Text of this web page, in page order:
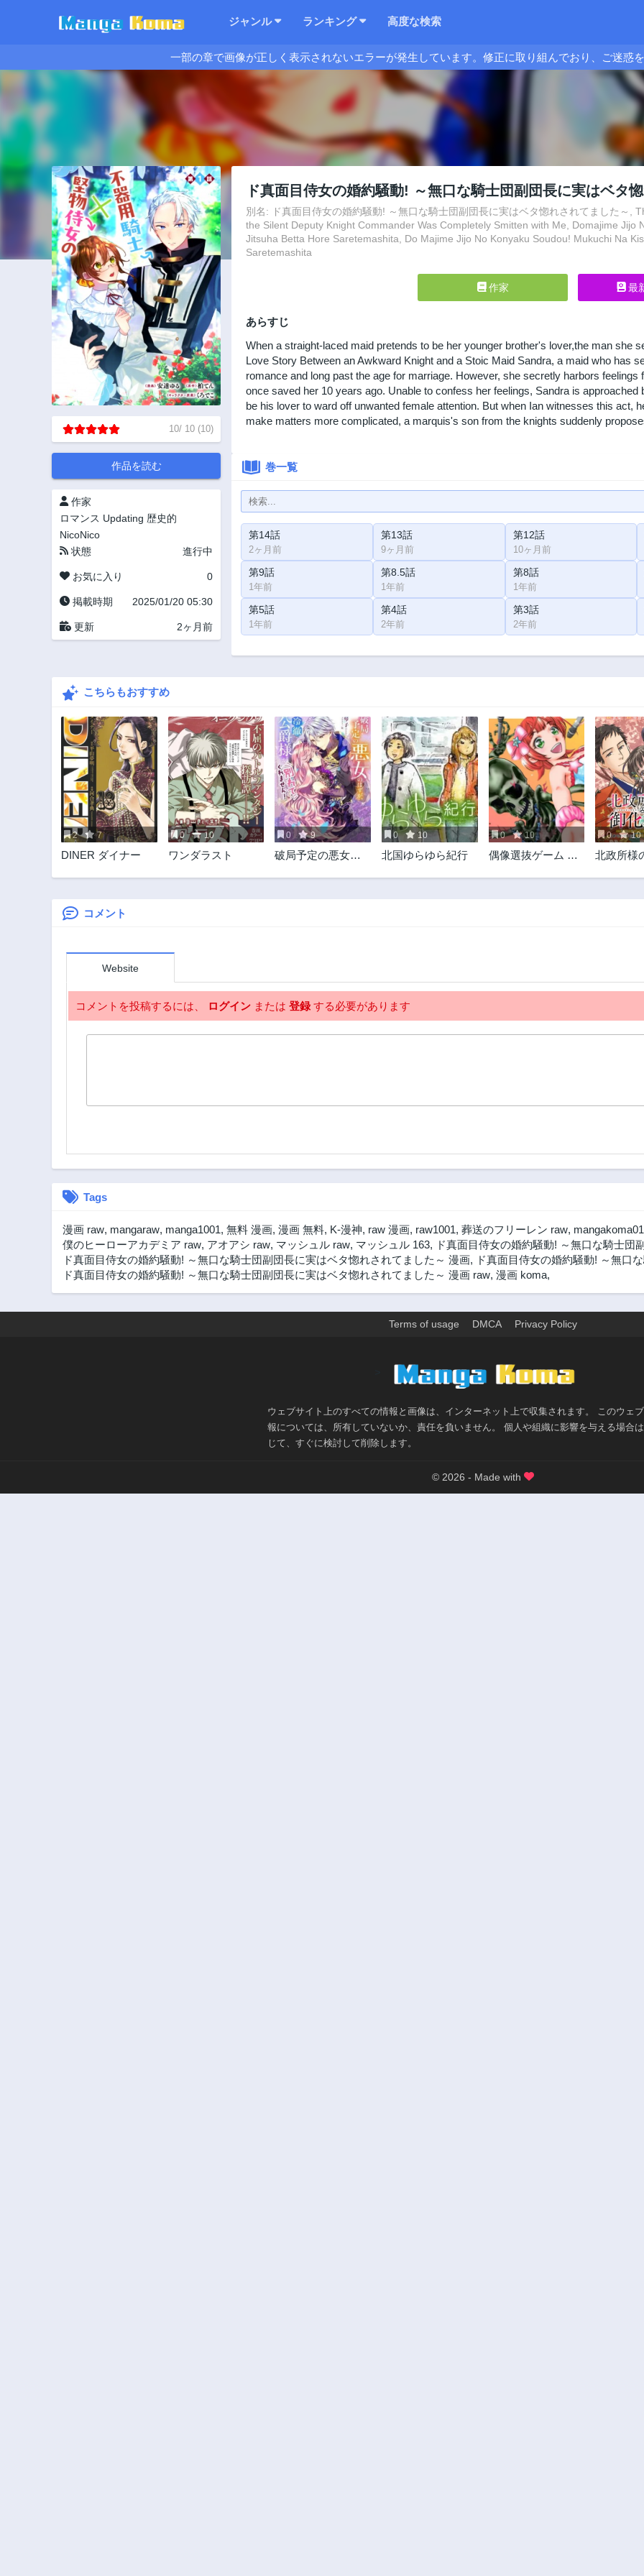
ジャンル ランキング 高度な検索
一部の章で画像が正しく表示されないエラーが発生しています。修正に取り組んでおり、ご迷惑
10/ 10 (10)
作品を読む
作家
ロマンス Updating 歴史的
NicoNico
状態
進行中
お気に入り 0
掲載時期 2025/01/20 05:30
更新 2ヶ月前
ド真面目侍女の婚約騒動! ～無口な騎士団副団長に実はベタ
別名: ド真面目侍女の婚約騒動! ～無口な騎士団副団長に実はベタ惚れされてました～,
the Silent Deputy Knight Commander Was Completely Smitten with Me, Domajime Jijo
Jitsuha Betta Hore Saretemashita, Do Majime Jijo No Konyaku Soudou! Mukuchi Na
Saretemashita
作家 最
あらすじ
When a straight-laced maid pretends to be her younger brother's lover,the man she
Love Story Between an Awkward Knight and a Stoic Maid Sandra, a maid who has
romance and long past the age for marriage. However, she secretly harbors
once saved her 10 years ago. Unable to confess her feelings, Sandra is
be his lover to ward off unwanted female attention. But when Ian witnesses this act,
make matters more complicated, a marquis's son from the knights suddenly
巻一覧
第14話
2ヶ月前
第13話
9ヶ月前
第12話
10ヶ月前
第9話
1年前
第8.5話
1年前
第8話
1年前
第5話
1年前
第4話
2年前
第3話
2年前
こちらもおすすめ
2 7
DINER ダイナー
0 10
ワンダラスト
0 9
破局予定の悪女の
せん!
0 10
北国ゆらゆら紀行
0 10
偶像選抜ゲーム ～
0 10
北政所様
味に生き
コメント
Website
コメントを投稿するには、 ログイン または 登録する必要があります
Tags
漫画 raw, mangaraw, manga1001, 無料 漫画, 漫画 無料, K-漫神, raw 漫画, raw1001, 葬送のフリーレン raw, mangakoma01
僕のヒーローアカデミア raw, アオアシ raw, マッシュル raw, マッシュル 163, ド真面目侍女の婚約騒動! ～無口な騎士団
ド真面目侍女の婚約騒動! ～無口な騎士団副団長に実はベタ惚れされてました～ 漫画, ド真面目侍女の婚約騒動! ～無口
ド真面目侍女の婚約騒動! ～無口な騎士団副団長に実はベタ惚れされてました～ 漫画 raw, 漫画 koma,
Terms of usage DMCA Privacy Policy
ウェブサイト上のすべての情報と画像は、インターネット上で収集されます。 このウェ
報については、所有していないか、責任を負いません。 個人や組織に影響を与える場合
じて、すぐに検討して削除します。
© 2026 - Made with